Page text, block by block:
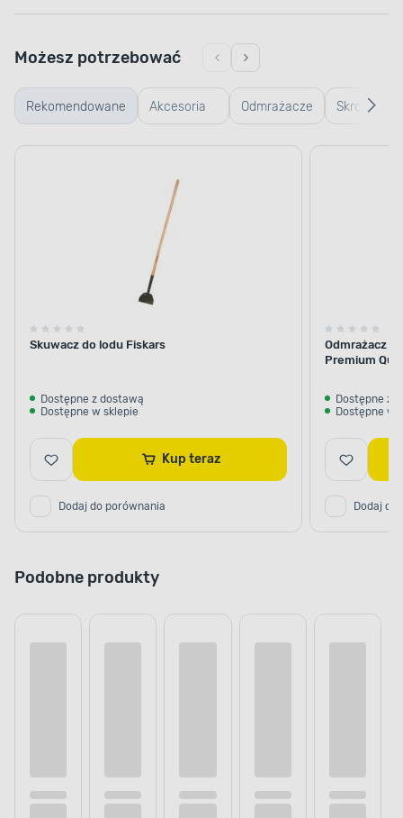
Rekomendowane Akcesoria
do
odśnieżania
Odmrażacze
do szyb
Skrobaczki
do szyb
Możesz potrzebować
Skuwacz do lodu Fiskars
Dostępne z dostawą
Dostępne w sklepie
Kup teraz
Dodaj do porównania
Odmrażacz
Premium
Dostępne z
Dostępne w
Dodaj do
Podobne produkty